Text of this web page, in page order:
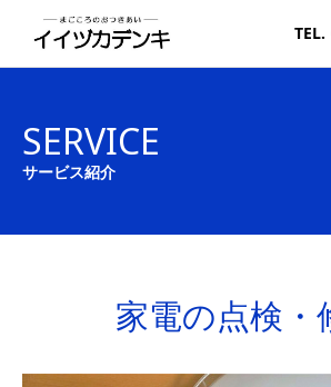
TEL.
SERVICE
サービス紹介
家電の点検・